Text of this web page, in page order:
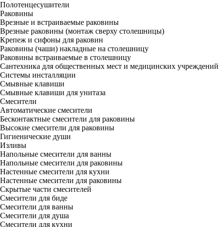
Полотенцесушители
Раковины
Врезные и встраиваемые раковины
Врезные раковины (монтаж сверху столешницы)
Крепеж и сифоны для раковин
Раковины (чаши) накладные на столешницу
Раковины встраиваемые в столешницу
Сантехника для общественных мест и медицинских учреждений
Системы инсталляции
Смывные клавиши
Смывные клавиши для унитаза
Смесители
Автоматические смесители
Бесконтактные смесители для раковины
Высокие смесители для раковины
Гигиенические души
Изливы
Напольные смесители для ванны
Напольные смесители для раковины
Настенные смесители для кухни
Настенные смесители для раковины
Скрытые части смесителей
Смесители для биде
Смесители для ванны
Смесители для душа
Смесители для кухни